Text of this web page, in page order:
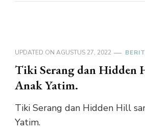
UPDATED ON AGUSTUS 27, 2022
Tiki Serang dan Hidden
Anak Yatim.
Tiki Serang dan Hidden Hill
Yatim.